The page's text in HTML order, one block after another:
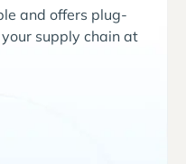
and offers plug-
supply chain at